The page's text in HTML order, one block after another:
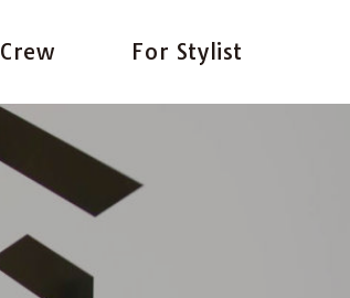
Crew For Stylist